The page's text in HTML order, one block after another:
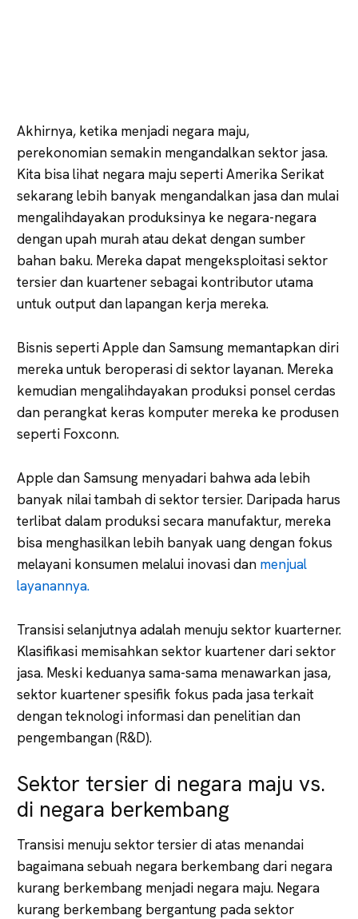
Akhirnya, ketika menjadi negara maju,
perekonomian semakin mengandalkan sektor jasa.
Kita bisa lihat negara maju seperti Amerika Serikat
sekarang lebih banyak mengandalkan jasa dan mulai
mengalihdayakan produksinya ke negara-negara
dengan upah murah atau dekat dengan sumber
bahan baku. Mereka dapat mengeksploitasi sektor
tersier dan kuartener sebagai kontributor utama
untuk output dan lapangan kerja mereka.
Bisnis seperti Apple dan Samsung memantapkan diri
mereka untuk beroperasi di sektor layanan. Mereka
kemudian mengalihdayakan produksi ponsel cerdas
dan perangkat keras komputer mereka ke produsen
seperti Foxconn.
Apple dan Samsung menyadari bahwa ada lebih
banyak nilai tambah di sektor tersier. Daripada harus
terlibat dalam produksi secara manufaktur, mereka
bisa menghasilkan lebih banyak uang dengan fokus
melayani konsumen melalui inovasi dan menjual
layanannya.
Transisi selanjutnya adalah menuju sektor kuarterner.
Klasifikasi memisahkan sektor kuartener dari sektor
jasa. Meski keduanya sama-sama menawarkan jasa,
sektor kuartener spesifik fokus pada jasa terkait
dengan teknologi informasi dan penelitian dan
pengembangan (R&D).
Sektor tersier di negara maju vs.
di negara berkembang
Transisi menuju sektor tersier di atas menandai
bagaimana sebuah negara berkembang dari negara
kurang berkembang menjadi negara maju. Negara
kurang berkembang bergantung pada sektor